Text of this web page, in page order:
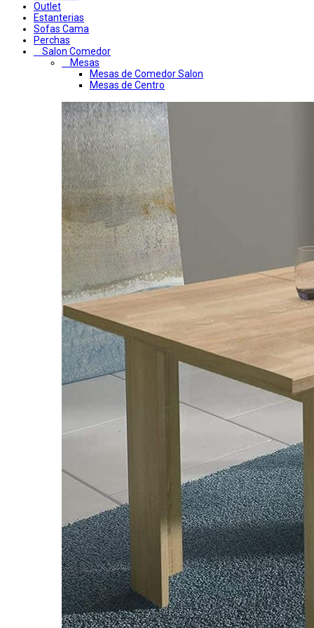
Outlet
Estanterias
Sofas Cama
Perchas
Salon Comedor
Mesas
Mesas de Comedor Salon
Mesas de Centro